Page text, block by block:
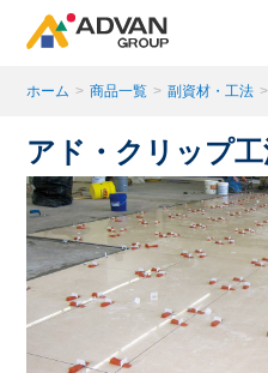
商品ページにある「お気に
商品がここに表示されます
ホーム > 商品一覧 > 副資材・工法 >
アド・クリップ